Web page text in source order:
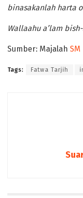
binasakanlah harta
Wallaahu a’lam
Sumber: Majalah SM
Tags: Fatwa Tarjih